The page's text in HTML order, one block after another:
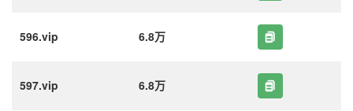
596.vip 6.8万
597.vip 6.8万